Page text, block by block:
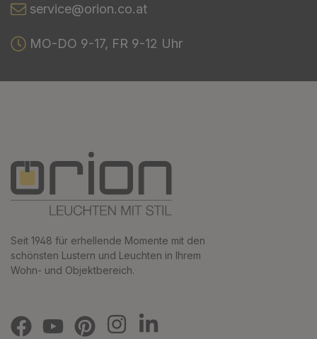
service@orion.co.at
MO-DO 9-17, FR 9-12 Uhr
Seit 1948 für erhellende Momente mit den
schönsten Lustern und Leuchten in Ihrem
Wohn- und Objektbereich.